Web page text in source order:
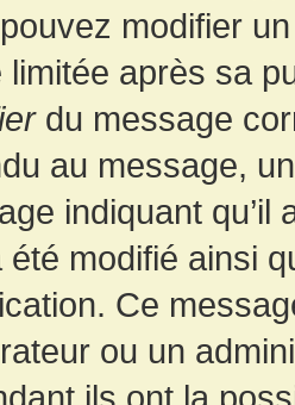
modifier
limitée après sa
du message
au message,
indiquant
été modifié ainsi
Ce
ou un